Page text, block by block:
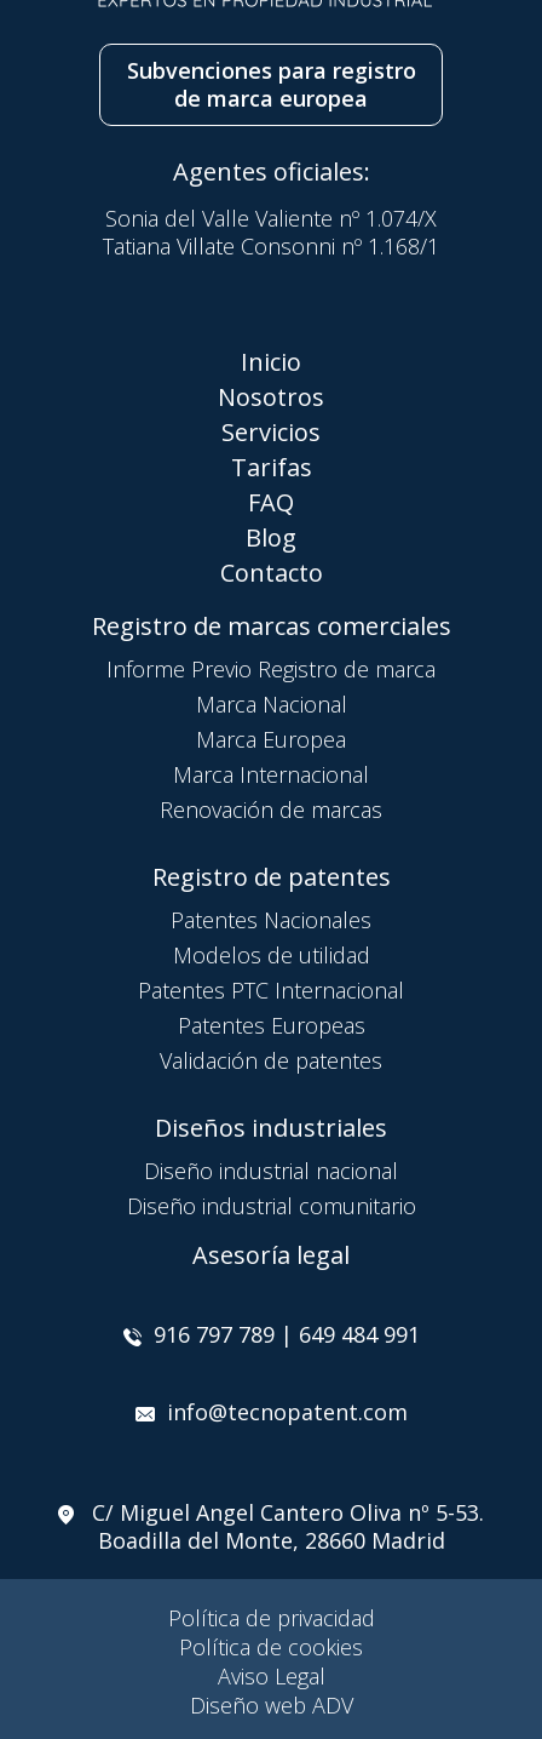
Subvenciones para registro
de marca europea
Agentes oficiales:
Sonia del Valle Valiente nº 1.074/X
Tatiana Villate Consonni nº 1.168/1
Inicio
Nosotros
Servicios
Tarifas
FAQ
Blog
Contacto
Registro de marcas comerciales
Informe Previo Registro de marca
Marca Nacional
Marca Europea
Marca Internacional
Renovación de marcas
Registro de patentes
Patentes Nacionales
Modelos de utilidad
Patentes PTC Internacional
Patentes Europeas
Validación de patentes
Diseños industriales
Diseño industrial nacional
Diseño industrial comunitario
Asesoría legal
916 797 789 | 649 484 991
info@tecnopatent.com
C/ Miguel Angel Cantero Oliva nº 5-53.
Boadilla del Monte, 28660 Madrid
Política de privacidad
Política de cookies
Aviso Legal
Diseño web ADV